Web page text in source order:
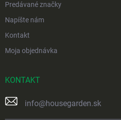
Predávané značky
Napíšte nám
Kontakt
Moja objednávka
KONTAKT
info@housegarden.sk